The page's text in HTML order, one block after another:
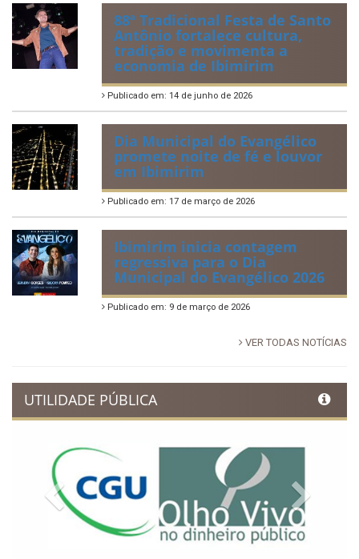
88ª Tradicional Festa de Santo
Antônio fortalece cultura,
tradição e movimenta a
economia de Ibimirim
Publicado em: 14 de junho de 2026
Dia Municipal do Evangélico
promete noite de fé e louvor
em Ibimirim
Publicado em: 17 de março de 2026
Ibimirim inicia contagem
regressiva para o Dia
Municipal do Evangélico 2026
Publicado em: 9 de março de 2026
VER TODAS NOTÍCIAS
UTILIDADE PÚBLICA
Previous